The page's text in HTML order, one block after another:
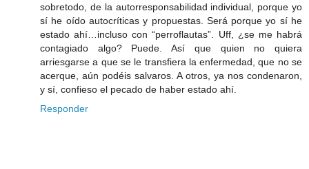
sobretodo, de la autorresponsabilidad individual, porque yo
sí he oído autocríticas y propuestas. Será porque yo sí he
estado ahí…incluso con “perroflautas”. Uff, ¿se me habrá
contagiado algo? Puede. Así que quien no quiera
arriesgarse a que se le transfiera la enfermedad, que no se
acerque, aún podéis salvaros. A otros, ya nos condenaron,
y sí, confieso el pecado de haber estado ahí.
Responder